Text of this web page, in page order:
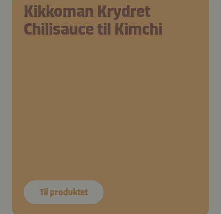
Kikkoman Krydret
Chilisauce til Kimchi
Til produktet